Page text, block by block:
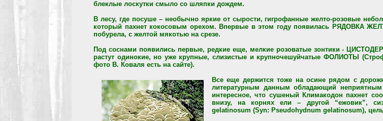
блеклые лоскутки смыло со шляпки дождем.
В лесу, где посуше – необычно яркие от сырости, гигрофанные желто-розовые
который пахнет кокосовым орехом. Впервые в этом году появилась РЯДОВКА
побурела, с желтой мякотью на срезе.
Под соснами появились первые, редкие еще, мелкие розоватые зонтики -
растут одинокие, но уже крупные, слизистые и крупночешуйчатые ФОЛИОТЫ
фото В. Коваля есть на сайте).
Все еще держится тоже на осине рядом с
литературным данным обладающий
интересное, что сушеный Климакодон пахнет
внизу, на корнях ели – другой “ежовик”,
gelatinosum (Syn: Pseudohydnum gelatinosum),